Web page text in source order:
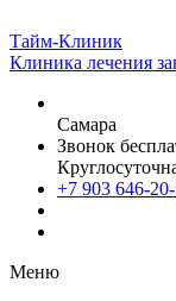
Тайм-Клиник
Клиника лечения
Самара
Звонок
+7 903 646-20-
Меню